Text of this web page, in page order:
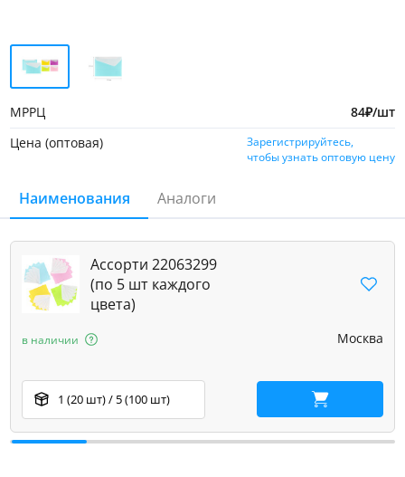
МРРЦ 84₽/шт
Цена (оптовая)
Зарегистрируйтесь,
чтобы узнать оптовую цену
Наименования Аналоги
Ассорти 22063299
(по 5 шт каждого
цвета)
Москва
в наличии
1 (20 шт) / 5 (100 шт) В корзину